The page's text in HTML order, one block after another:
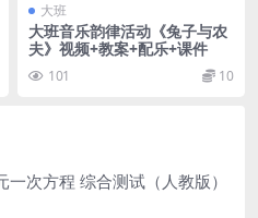
大班
大班音乐韵律活动《兔子与农
夫》视频+教案+配乐+课件
101 10
次方程 综合测试（人教版）